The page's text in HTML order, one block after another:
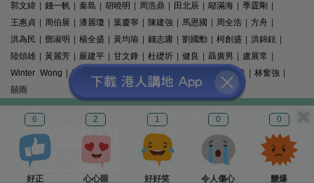
6
好正
2
心心眼
1
好好笑
0
令人傷心
0
嬲爆
郭文緯
錢一帆 秦島 胡曉明 周浩鼎 田北辰 鄔滿海 季霆剛
王惠貞
周伯展 潘麗瓊 葉慶寧 陳建強 馬恩國 周全浩 方舟
洪為民
鄧淑明 楊全盛 黃均瑜 錢志庸 劉國勳 柯創盛 洪錦鉉
陸頌雄
黃麗芳 嚴建平 甘文鋒 杜礎圻 健良 聶廣男 盧展常
Winter Wong
K2 梁文新 羅崑 姚銘 精選文章 林奮強
囍雨
© 港人講地
電郵: speakout@speakout.hk
傳真: 85228041301